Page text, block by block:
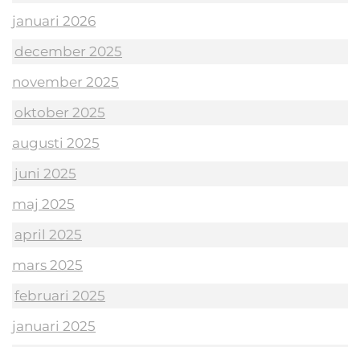
januari 2026
december 2025
november 2025
oktober 2025
augusti 2025
juni 2025
maj 2025
april 2025
mars 2025
februari 2025
januari 2025